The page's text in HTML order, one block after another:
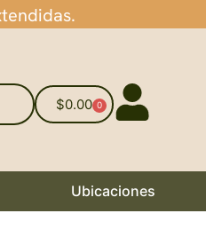
$0.00 0
Ubicaciones